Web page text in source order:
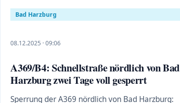
Bad Harzburg
08.12.2025 · 09:06
A369/B4: Schnellstraße nördlich von Bad
Harzburg zwei Tage voll gesperrt
Sperrung der A369 nördlich von Bad Harzburg: